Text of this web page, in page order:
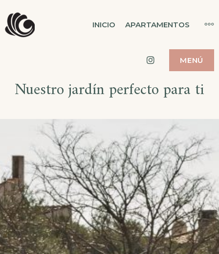
al
MAS CUSI
INICIO APARTAMENTOS
Instagram
MENÚ
Nuestro jardín perfecto para ti